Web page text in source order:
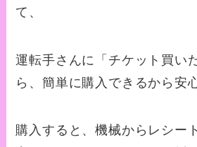
て、
運転手さんに「チケット買い
ら、簡単に購入できるから安
購入すると、機械からレシー